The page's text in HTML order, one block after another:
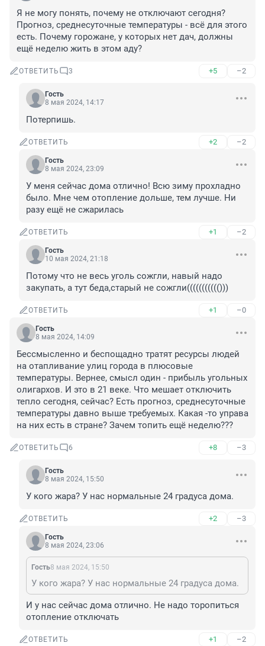
Я не могу понять, почему не отключают сегодня?
Прогноз, среднесуточные температуры - всё для этого
есть. Почему горожане, у которых нет дач, должны
ещё неделю жить в этом аду?
ОТВЕТИТЬ 3 +5 –2
Гость
8 мая 2024, 14:17
Потерпишь.
ОТВЕТИТЬ +2 –2
Гость
8 мая 2024, 23:09
У меня сейчас дома отлично! Всю зиму прохладно
было. Мне чем отопление дольше, тем лучше. Ни
разу ещё не сжарилась
ОТВЕТИТЬ +1 –2
Гость
10 мая 2024, 21:18
Потому что не весь уголь сожгли, навый надо
закупать, а тут беда,старый не сожгли((((((((((()))
ОТВЕТИТЬ +1 –0
Гость
8 мая 2024, 14:09
Бессмысленно и беспощадно тратят ресурсы людей
на отапливание улиц города в плюсовые
температуры. Вернее, смысл один - прибыль угольных
олигархов. И это в 21 веке. Что мешает отключить
тепло сегодня, сейчас? Есть прогноз, среднесуточные
температуры давно выше требуемых. Какая -то управа
на них есть в стране? Зачем топить ещё неделю???
ОТВЕТИТЬ 6 +8 –3
Гость
8 мая 2024, 15:50
У кого жара? У нас нормальные 24 градуса дома.
ОТВЕТИТЬ +2 –3
Гость
8 мая 2024, 23:06
Гость8 мая 2024, 15:50
У кого жара? У нас нормальные 24 градуса дома.
И у нас сейчас дома отлично. Не надо торопиться
отопление отключать
ОТВЕТИТЬ +1 –2